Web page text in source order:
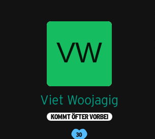
Viet Woojagig
KOMMT ÖFTER VORBEI